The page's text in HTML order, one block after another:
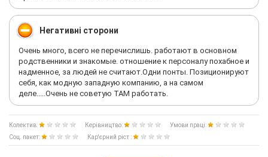
Негативні сторони
Очень много, всего не перечислишь. работают в основном
родственники и знакомые. отношение к персоналу похабное и
надменное, за людей не считают.Одни понты. Позиционируют
себя, как модную западную компанию, а на самом
деле.....Очень не советую ТАМ работать.
Колектив: Керівництво:
Умови праці:
Соц. пакет:
Кар'єрний ріст :